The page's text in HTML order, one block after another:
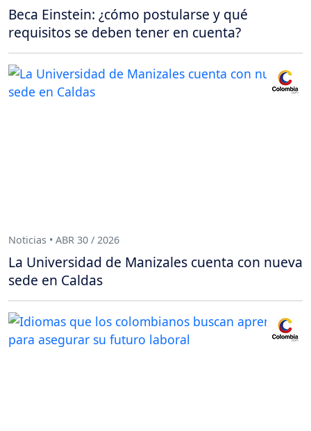
Beca Einstein: ¿cómo postularse y qué
requisitos se deben tener en cuenta?
Noticias • ABR 30 / 2026
La Universidad de Manizales cuenta con nueva
sede en Caldas